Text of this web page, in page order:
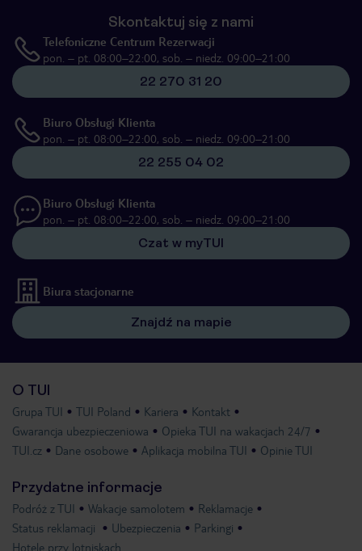
Skontaktuj się z nami
Telefoniczne Centrum Rezerwacji
pon. – pt. 08:00–22:00, sob. – niedz. 09:00–21:00
22 270 31 20
Biuro Obsługi Klienta
pon. – pt. 08:00–22:00, sob. – niedz. 09:00–21:00
22 255 04 02
Biuro Obsługi Klienta
pon. – pt. 08:00–22:00, sob. – niedz. 09:00–21:00
Czat w myTUI
Biura stacjonarne
Znajdź na mapie
O TUI
Grupa TUI TUI Poland Kariera
Kontakt
Gwarancja ubezpieczeniowa
Opieka TUI na wakacjach 24/7
TUI.cz
Dane osobowe Aplikacja mobilna TUI Opinie TUI
Przydatne informacje
Podróż z TUI Wakacje samolotem
Reklamacje
Status reklamacji
Ubezpieczenia
Parkingi
Hotele przy lotniskach